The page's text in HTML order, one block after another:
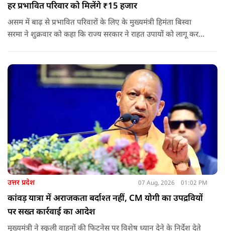
हर प्रभावित परिवार को मिलेंगे ₹15 हजार
असम में बाढ़ से प्रभावित परिवारों के लिए के मुख्यमंत्री हिमंता बिस्वा
सरमा ने शुक्रवार को कहा कि राज्य सरकार ने राहत उपायों को लागू करना
उत्तर प्रदेश 07 Aug, 2026 01:02 PM
कांवड़ यात्रा में अराजकता बर्दाश्त नहीं, CM योगी का उपद्रवियों
पर सख्त कार्रवाई का आदेश
मुख्यमंत्री ने स्कूली वाहनों की फिटनेस पर विशेष ध्यान देने के निर्देश देते